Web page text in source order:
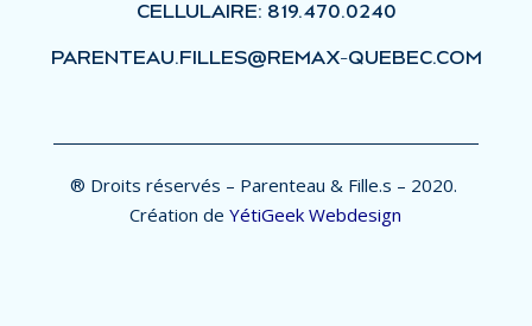
CELLULAIRE: 819.470.0240
PARENTEAU.FILLES@REMAX-QUEBEC.COM
® Droits réservés – Parenteau & Fille.s – 2020.
Création de YétiGeek Webdesign